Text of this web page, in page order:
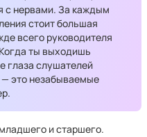
с нервами. За каждым
стоит большая
всего руководителя
ты выходишь
глаза слушателей
это незабываемые
и старшего.